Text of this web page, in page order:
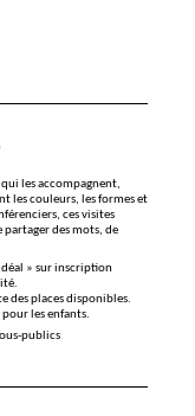
qui les accompagnent,
les couleurs, les formes et
ces visites
des mots, de
» sur inscription
des places disponibles.
les enfants.
publics